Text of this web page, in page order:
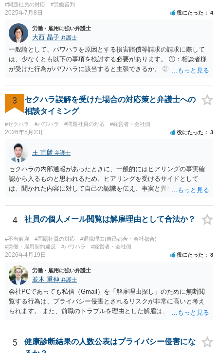
的・身体的苦痛を与える又は職場環境を悪化させる行為をいいます。
パワハラの事案は、証拠などをもとにしながら、直接具体的なお話を
お伺いして、法的に正確に分析する必要があります。本件の言動が、
これらに該当するかどうか、証拠に基づいて、子細な分析と慎重な対
応が必要です。客観的証拠が不可欠です。 法的に正確に分析されたい
場合には、労務管理と労働法に精通し、上記に関連した法理等にも通
じた弁護士等に相談し、証拠をもとにしながら具体的な話をなさった
上で、今後の対応を検討するべきです。良い解決になりますよう祈念
#問題社員の対応
#労働審判
2025年7月8日 役にたった 4
労働・雇用に強い弁護士
大西 晶子 弁護士
一般論として、パワハラを原因とする損害賠償等請求の請求に際して
は、少なくとも以下の事項を検討する必要があります。 ①：相談者様
が受けた行為がパワハラに該当すると主張できるか。 ②：会社が、当
と主張できるか。 ③：当該パワハラ行為のせいで相談者様が適応障害
を患ったと主張できるか。 ④：①②③の主張を裏付ける証拠がどの程
度充実しているか。 ⑤：未払残業代等、会社に対して他に請求できそ
うなものはあるか。 ①～③により、パワハラ行為をした本人/会社の両
方に対して損害賠償等を請求できるか否かが変わってきます。 ④によ
り、交渉のみで妥協べきか、訴訟も見据えて徹底的に責任追求できそ
うかを検討することになります。 また、会社に対して他に請求できそ
うなものがあれば（⑤）、パワハラの証拠が多少不足していたとして
も、併せて請求することによって、解決金の増額事由として扱うこと
を検討する余地があります。 具体的なご事情が分からないため、抽象
的な説明にとどまり申し訳ありません。 ただ、パワハラを原因とする
労働トラブルをご自身で対応することは、ご負担が大きいかと存じま
すので、弁護士への相談をお勧めいたします。
3
セクハラ誤解を受けた場合の対応策と弁護士への
相談タイミング
#セクハラ #パワハラ #問題社員の対応 #経営者・会社側
2026年5月23日 役にたった 3
王 宣麟 弁護士
セクハラの内部通報があったときに、一般的にはヒアリングの事実確
認から入るものと思われるため、ヒアリングを受けるサイドとして
は、聞かれた内容に対して自己の認識を伝え、事実と異なることに関
会社側でセクハラの事実があったと認定した場合は、単なる警告・指
導だけでなく、懲戒処分等が行われる可能性もありますので、そのよ
いのではないかと思います。
4 社員の個人メール閲覧は解雇理由として合法か？
#不当解雇 #問題社員の対応
#退職理由(自己都合・会社都合)
#労働・雇用契約違反
#パワハラ #経営者・会社側
2026年4月19日 役にたった 8
労働・雇用に強い弁護士
並木 重伸 弁護士
会社PCであっても私信（Gmail）を「解雇理由探し」のために無断閲
覧する行為は、プライバシー侵害とされるリスクが非常に高いと考え
られます。 また、前職のトラブルを理由とした解雇は、 採用時に虚偽
メールの内容には触れず、現在の「素行の悪さ」に関する事情を具体
的に記録してください。注意・指導を繰り返しても改善されないとい
うプロセスを積み上げ、段階的に懲戒や退職勧奨を検討するのが安全
5
健康診断結果の人数公表はプライバシー侵害にな